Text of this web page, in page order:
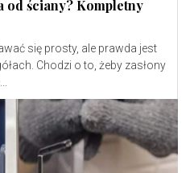
od ściany? Kompletny
się prosty, ale prawda jest
Chodzi o to, żeby zasłony